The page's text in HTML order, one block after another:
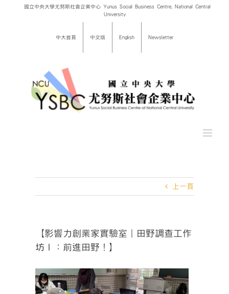
國立中央大學尤努斯社會企業中心 Yunus Social Business Centre, National Central
University
中大首頁 中文版 English Newsletter
上一頁
【影響力創業家實驗室｜田野調查工作
坊Ⅰ：前進田野！】